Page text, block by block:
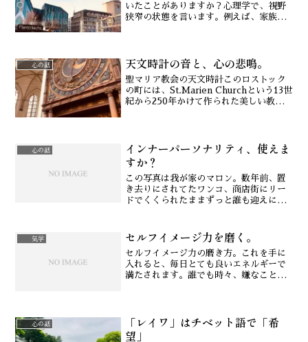
いたことがありますか？心理学で、視野
狭窄の状態を言います。例えば、家族で
判断をしています。過去に...
心の話 天文時計の音と、心の悲鳴。
聖マリア教会の天文時計このロストック
の町には、St.Marien Churchという13世
紀から250年かけて作られた美しい教会
心の話
インナーパーソナリティ、使えま
すか？
この写真は我が家のマロン。数年前、置
き去りにされてたワンコ、商店街にリー
ドでくくられたままずっと誰も迎えに来
は3キロ弱でガリガリだったマロン。今で
は5キロを超えました（...
気学 セルフイメージ力を磨く。
セルフイメージ力の磨き方。これを手に
入れると、毎日とても良いエネルギーで
満たされます。誰でも時々、嫌なこと、
一日で終わってしまいます...
心の話
「レイワ」はチベット語で「希
望」